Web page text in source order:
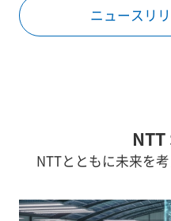
ニュースリ
NTT
NTTとともに未来を